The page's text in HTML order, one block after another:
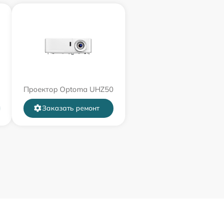
Проектор Optoma UHZ50
Заказать ремонт